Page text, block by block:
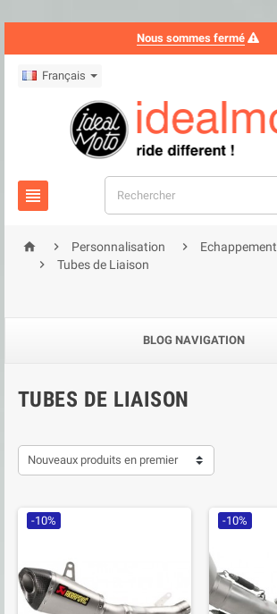
Nous sommes fermé
Français

  Personnalisation 
Echappement

Tubes de Liaison
BLOG NAVIGATION
TUBES DE LIAISON
Nouveaux produits en premier
-10% -10%